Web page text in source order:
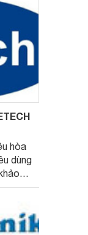
hòa
dùng
mới